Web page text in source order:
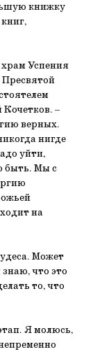
книжку
Успения
Кочетков. –
верных.
нигде
уйти,
быть. Мы с
на
Может
что это
то, что
Я молюсь,